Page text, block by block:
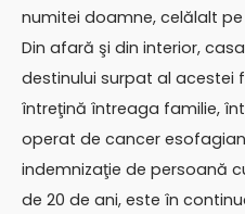
numitei doamne, celălalt
Din afară şi din interior,
destinului surpat al acestei
întreţină întreaga familie,
operat de cancer
indemnizaţie de persoană
de 20 de ani, este în